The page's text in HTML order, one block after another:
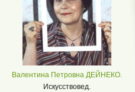
Валентина Петровна ДЕЙНЕКО.
Искусствовед.